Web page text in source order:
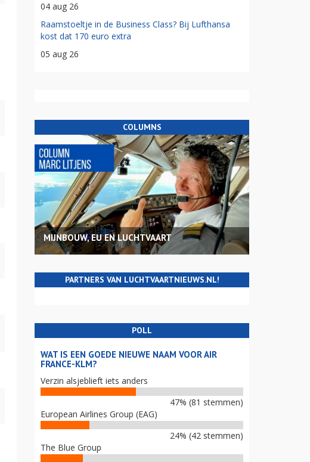
04 aug 26
Raamstoeltje in de Business Class? Bij Lufthansa
kost dat 170 euro extra
05 aug 26
COLUMNS
MIJNBOUW, EU EN LUCHTVAART
PARTNERS VAN LUCHTVAARTNIEUWS.NL!
POLL
WAT IS EEN GOEDE NIEUWE NAAM VOOR AIR
FRANCE-KLM?
Verzin alsjeblieft iets anders
47% (81 stemmen)
European Airlines Group (EAG)
24% (42 stemmen)
The Blue Group